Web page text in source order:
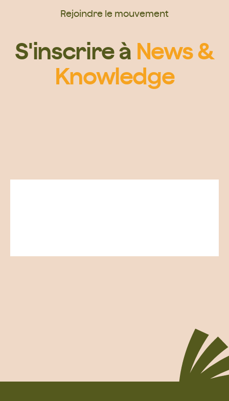
Rejoindre le mouvement
S'inscrire à News &
Knowledge